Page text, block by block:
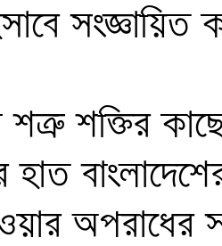
সংজ্ঞায়িত
শক্তির কাছে
অপরাধের